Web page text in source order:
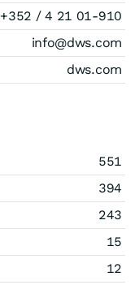
+352 / 4 21 01-910
info@dws.com
dws.com
551
394
243
15
12